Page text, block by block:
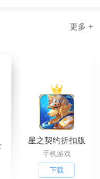
更多 +
星之契约折扣版
手机游戏
下载